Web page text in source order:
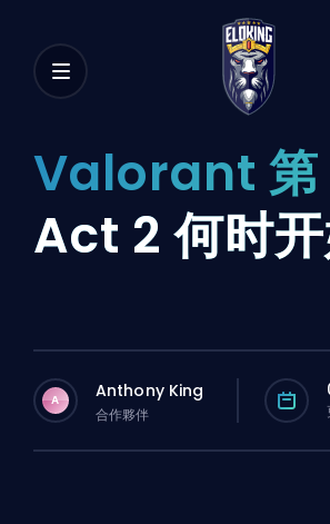
Valorant 第
Act 2 何时开
A Anthony King
合作夥伴